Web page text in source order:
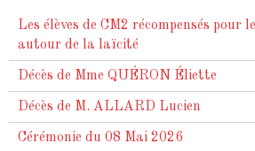
Les élèves de CM2 récompensés pour
autour de la laïcité
Décès de Mme QUÉRON Éliette
Décès de M. ALLARD Lucien
Cérémonie du 08 Mai 2026